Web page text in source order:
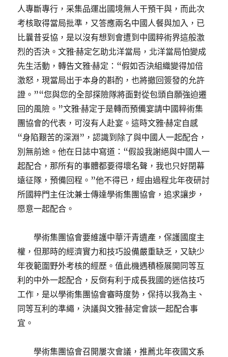
人專斷專行，采集品運出國境無人干預干與，而此次
考核取得當局批準，又答應兩名中國人餐與加入，已
比曩昔妥協，是以沒有想到會遭到中國粹術界這般激
烈的否決。文雅·赫定乞助北洋當局，北洋當局怕變成
先生活動，轉告文雅·赫定：“假如否決組織變得加倍
激怒，現當局出于本身的斟酌，也將撤回簽發的允許
證。”“您與您的全部探險隊將面對從包頭自願強迫遷
回的風險。”文雅·赫定于是轉而預備宴請中國粹術集
團協會的代表，可沒有人赴宴。這時文雅·赫定自感
“身陷艱苦的深淵”，認識到除了與中國人一起配合，
別無前途。他在日誌中寫道：“假設我謝絕與中國人一
起配合，那所有的事體都要得壞名聲，我也只好閉幕
遠征隊，預備回程。”他不得已，經由過程北年夜研討
所國粹門主任沈兼士傳達學術集團協會，追求讓步，
愿意一起配合。
學術集團協會要維護中華汗青遺產，保護國度主
權，但那時的經濟實力和技巧設備嚴重缺乏，又缺少
年夜範圍野外考核的經歷。值此機遇積極展開同等互
利的中外一起配合，反倒有利于成長我國的迷信技巧
工作，是以學術集團協會審時度勢，保持以我為主、
同等互利的準繩，決議與文雅·赫定會談一起配合事
宜。
學術集團協會召開屢次會議，推薦北年夜國文系